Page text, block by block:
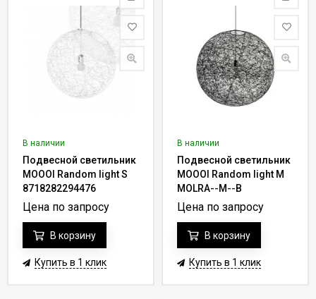
В наличии
Подвесной светильник
MOOOI Random light S
8718282294476
Цена по запросу
В корзину
Купить в 1 клик
В наличии
Подвесной светильник
MOOOI Random light M
MOLRA--M--B
Цена по запросу
В корзину
Купить в 1 клик